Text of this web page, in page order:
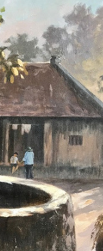
THÀNH
ĐẠT